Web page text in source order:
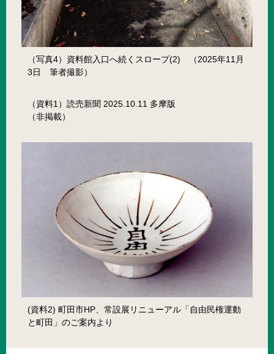
（写真4）資料館入口へ続くスロープ(2) （2025年11月
3日 筆者撮影）
（資料1）読売新聞 2025.10.11 多摩版
（非掲載）
(資料2) 町田市HP、常設展リニューアル「自由民権運動
と町田」のご案内より